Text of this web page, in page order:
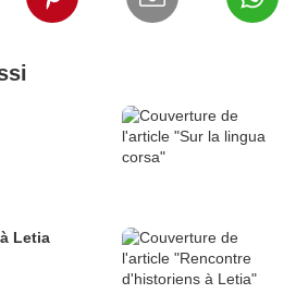
Letia